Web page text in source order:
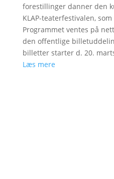
forestillinger danner den
KLAP-teaterfestivalen,
Programmet ventes på
den offentlige
billetter starter d. 20.
Læs mere